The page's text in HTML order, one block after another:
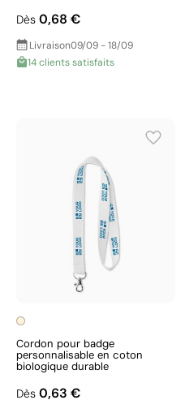
Dès 0,68 €
Livraison09/09 - 18/09
14 clients satisfaits
Cordon pour badge
personnalisable en coton
biologique durable
Dès 0,63 €